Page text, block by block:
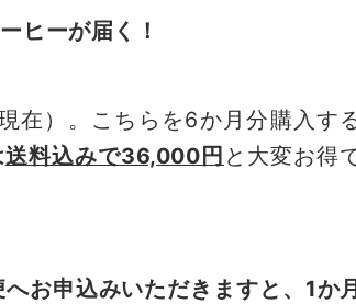
ヒーが届く！
在）。こちらを6か月分購入す
送料込みで36,000円 と大変お得
お申込みいただきますと、1か